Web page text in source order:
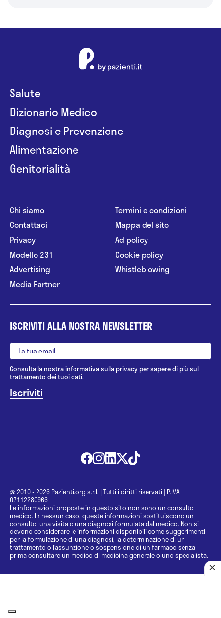
Salute
Dizionario Medico
Diagnosi e Prevenzione
Alimentazione
Genitorialità
Chi siamo
Contattaci
Privacy
Modello 231
Advertising
Media Partner
Termini e condizioni
Mappa del sito
Ad policy
Cookie policy
Whistleblowing
ISCRIVITI ALLA NOSTRA NEWSLETTER
Consulta la nostrainformativa sulla privacy per sapere di più sul
trattamento dei tuoi dati.
@ 2010 - 2026 Pazienti.org s.r.l. | Tutti i diritti riservati | P.IVA
07112280966
Le informazioni proposte in questo sito non sono un consulto
medico. In nessun caso, queste informazioni sostituiscono un
consulto, una visita o una diagnosi formulata dal medico. Non si
devono considerare le informazioni disponibili come suggerimenti
per la formulazione di una diagnosi, la determinazione di un
trattamento o l’assunzione o sospensione di un farmaco senza
prima consultare un medico di medicina generale o uno specialista.